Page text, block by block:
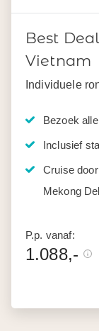
Best
Vietnam
Individuele
Bezoek
Inclusief
Cruise
Mekong
P.p. vanaf:
1.088,-